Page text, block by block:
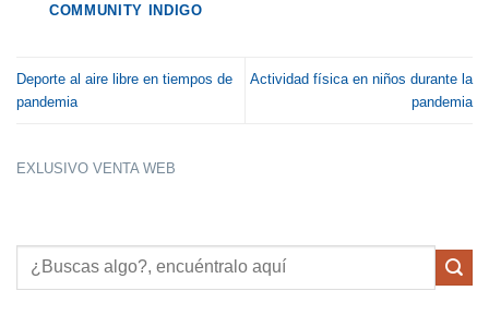
COMMUNITY INDIGO
Deporte al aire libre en tiempos de
pandemia
Actividad física en niños durante la
pandemia
EXLUSIVO VENTA WEB